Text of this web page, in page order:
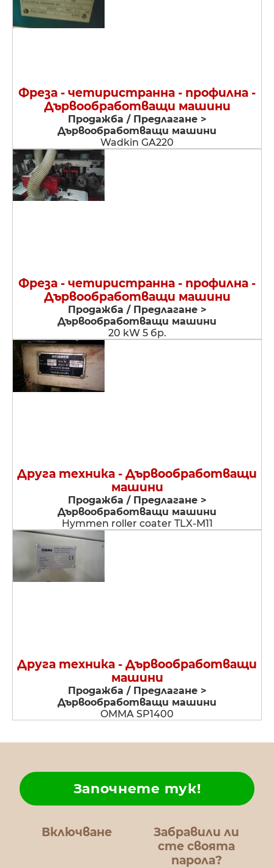
Фреза - четиристранна - профилна -
Дървообработващи машини
Продажба / Предлагане >
Дървообработващи машини
Wadkin GA220
Фреза - четиристранна - профилна -
Дървообработващи машини
Продажба / Предлагане >
Дървообработващи машини
20 kW 5 бр.
Друга техника - Дървообработващи
машини
Продажба / Предлагане >
Дървообработващи машини
Hymmen roller coater TLX-M11
Друга техника - Дървообработващи
машини
Продажба / Предлагане >
Дървообработващи машини
OMMA SP1400
Включване
Забравили ли
сте своята
парола?
Започнете тук!